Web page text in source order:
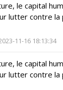
le capital
lutter contre la
11-16 18:13:34
le capital
lutter contre la